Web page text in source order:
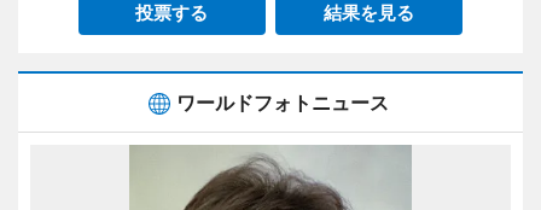
投票する 結果を見る
ワールドフォトニュース